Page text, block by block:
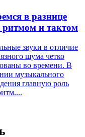
в разнице
и тактом
звуки в отличие
шума четко
во времени. В
музыкального
главную роль